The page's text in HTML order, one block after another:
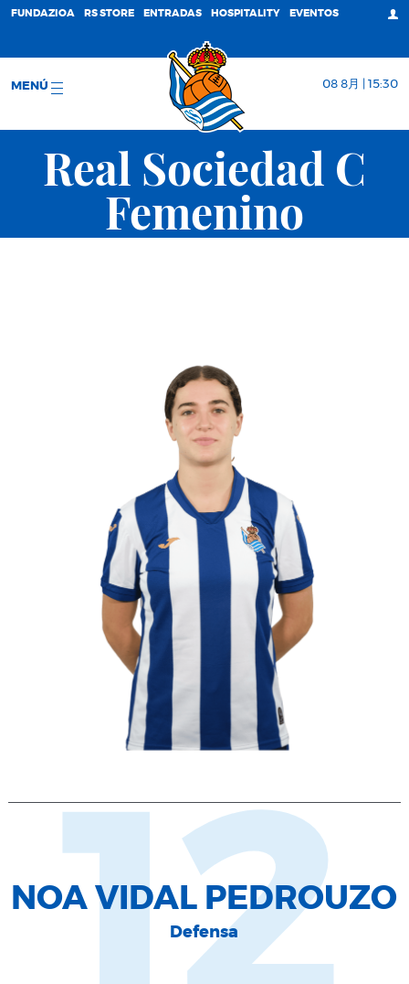
FUNDAZIOA RS STORE ENTRADAS HOSPITALITY EVENTOS
MENÚ 08 8月 | 15:30
Real Sociedad C
Femenino
NOA VIDAL PEDROUZO
Defensa
12